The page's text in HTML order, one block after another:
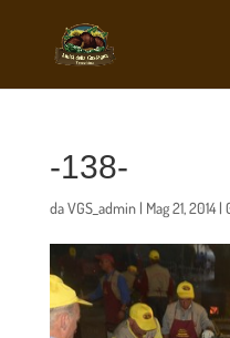
-138-
daVGS_admin| Mag 21, 2014|